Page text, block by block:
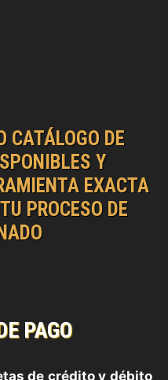
CATÁLOGO DE
Y
EXACTA
PROCESO DE
PAGO
de crédito y débito